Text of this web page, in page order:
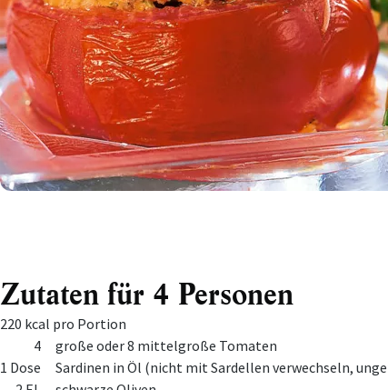
Zutaten für 4 Personen
220 kcal pro Portion
Menge Zutat
4
große oder 8 mittelgroße Tomaten
1 Dose
Sardinen in Öl (nicht mit Sardellen verwechseln,